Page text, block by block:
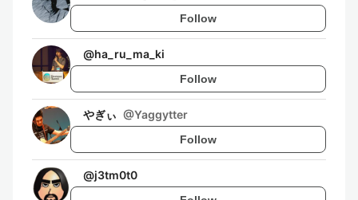
Follow
@ha_ru_ma_ki
Follow
やぎぃ @Yaggytter
Follow
@j3tm0t0